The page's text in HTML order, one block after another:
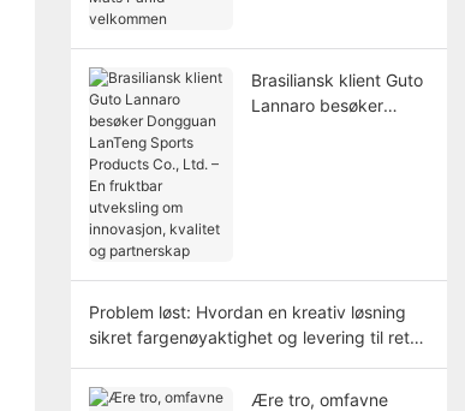
Brasiliansk klient Guto
Lannaro besøker
Problem løst: Hvordan en kreativ løsning
sikret fargenøyaktighet og levering til rett
Ære tro, omfavne